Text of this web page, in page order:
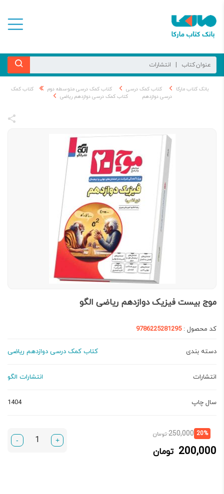
بانک کتاب مارکا کتاب کمک درسی کتاب کمک درسی متوسطه دوم
کتاب کمک
درسی دوازدهم
کتاب کمک درسی دوازدهم ریاضی
موج بیست فیزیک دوازدهم ریاضی الگو
کد محصول :9786225281295
دسته بندی کتاب کمک درسی دوازدهم ریاضی
انتشارات انتشارات الگو
سال چاپ 1404
20%
250,000 تومانقیمت
200,000 تومان
قیمت
200,000 تومان.
+
-